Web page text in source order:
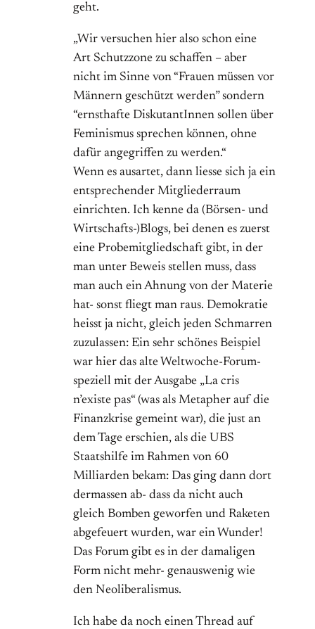
geht.
„Wir versuchen hier also schon eine
Art Schutzzone zu schaffen – aber
nicht im Sinne von “Frauen müssen vor
Männern geschützt werden” sondern
“ernsthafte DiskutantInnen sollen über
Feminismus sprechen können, ohne
dafür angegriffen zu werden.“
Wenn es ausartet, dann liesse sich ja ein
entsprechender Mitgliederraum
einrichten. Ich kenne da (Börsen- und
Wirtschafts-)Blogs, bei denen es zuerst
eine Probemitgliedschaft gibt, in der
man unter Beweis stellen muss, dass
man auch ein Ahnung von der Materie
hat- sonst fliegt man raus. Demokratie
heisst ja nicht, gleich jeden Schmarren
zuzulassen: Ein sehr schönes Beispiel
war hier das alte Weltwoche-Forum-
speziell mit der Ausgabe „La cris
n’existe pas“ (was als Metapher auf die
Finanzkrise gemeint war), die just an
dem Tage erschien, als die UBS
Staatshilfe im Rahmen von 60
Milliarden bekam: Das ging dann dort
dermassen ab- dass da nicht auch
gleich Bomben geworfen und Raketen
abgefeuert wurden, war ein Wunder!
Das Forum gibt es in der damaligen
Form nicht mehr- genauswenig wie
den Neoliberalismus.
Ich habe da noch einen Thread auf